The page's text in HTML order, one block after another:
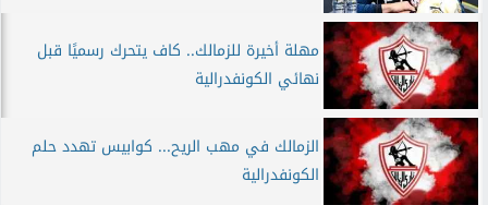
مهلة أخيرة للزمالك.. كاف يتحرك رسميًا قبل
نهائي الكونفدرالية
الزمالك في مهب الريح... كوابيس تهدد حلم
الكونفدرالية